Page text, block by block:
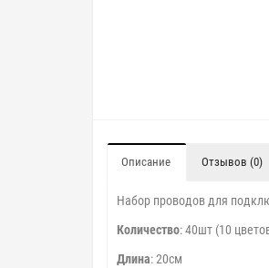
Описание Отзывов (0)
Набор проводов для
Количество: 40шт (10
Длина: 20см